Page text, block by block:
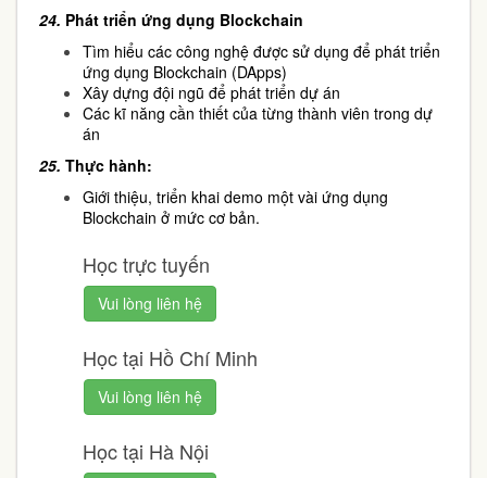
24. Phát triển ứng dụng Blockchain
Tìm hiểu các công nghệ được sử dụng để phát triển
ứng dụng Blockchain (DApps)
Xây dựng đội ngũ để phát triển dự án
Các kĩ năng cần thiết của từng thành viên trong dự
án
25. Thực hành:
Giới thiệu, triển khai demo một vài ứng dụng
Blockchain ở mức cơ bản.
Học trực tuyến
Vui lòng liên hệ
Học tại Hồ Chí Minh
Vui lòng liên hệ
Học tại Hà Nội